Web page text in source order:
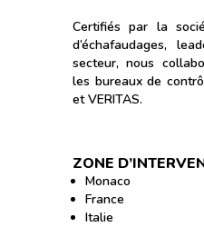
Certifiés par la
d’échafaudages,
secteur, nous
les bureaux de
et VERITAS.
ZONE
Monaco
France
Italie